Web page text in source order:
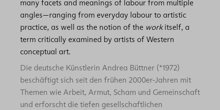
many facets and meanings of labour from multiple
angles—ranging from everyday labour to artistic
practice, as well as the notion of the workitself, a
term critically examined by artists of Western
conceptual art.
Die deutsche Künstlerin Andrea Büttner (*1972)
beschäftigt sich seit den frühen 2000er-Jahren mit
Themen wie Arbeit, Armut, Scham und Gemeinschaft
und erforscht die tiefen gesellschaftlichen